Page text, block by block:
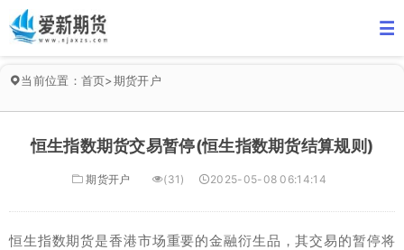
当前位置： 首页>期货开户
恒生指数期货交易暂停(恒生指数期货结算规则)
期货开户 (31) 2025-05-08 06:14:14
恒生指数期货是香港市场重要的金融衍生品，其交易的暂停将